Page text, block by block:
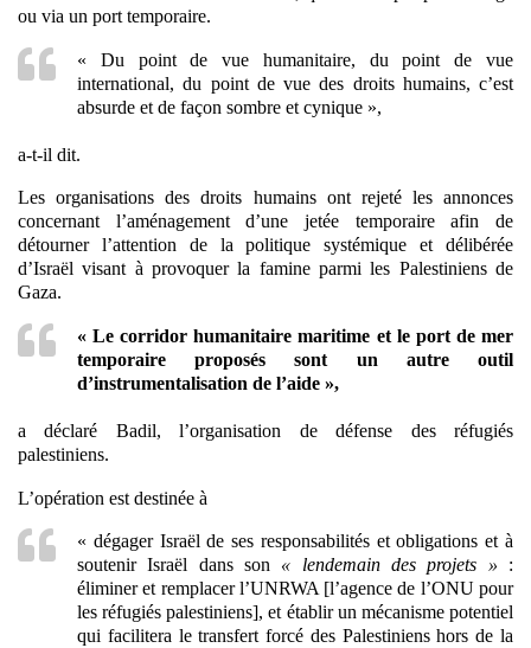
ou via un port temporaire.
« Du point de vue humanitaire, du point de vue
international, du point de vue des droits humains, c’est
absurde et de façon sombre et cynique »,
a-t-il dit.
Les organisations des droits humains ont rejeté les annonces
concernant l’aménagement d’une jetée temporaire afin de
détourner l’attention de la politique systémique et délibérée
d’Israël visant à provoquer la famine parmi les Palestiniens de
Gaza.
« Le corridor humanitaire maritime et le port de mer
temporaire proposés sont un autre outil
d’instrumentalisation de l’aide »,
a déclaré Badil, l’organisation de défense des réfugiés
palestiniens.
L’opération est destinée à
« dégager Israël de ses responsabilités et obligations et à
soutenir Israël dans son « lendemain des projets » :
éliminer et remplacer l’UNRWA [l’agence de l’ONU pour
les réfugiés palestiniens], et établir un mécanisme potentiel
qui facilitera le transfert forcé des Palestiniens hors de la